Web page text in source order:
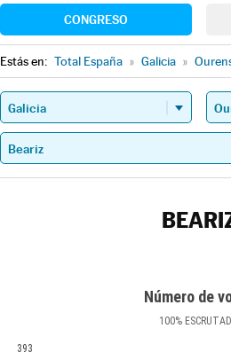
CONGRESO
Estás en: Total España » Galicia »
Número de
100%
393